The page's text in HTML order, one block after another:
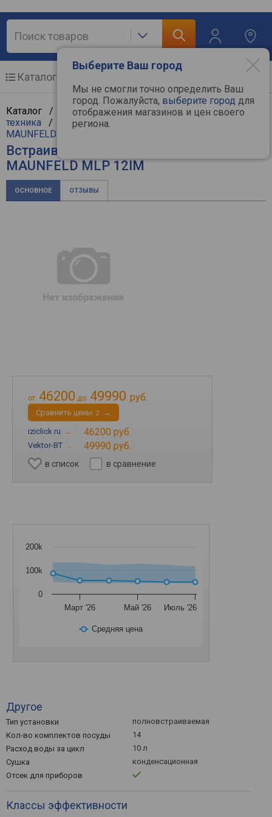
Выберите Ваш город
Мы не смогли точно определить Ваш
город. Пожалуйста, выберите город для
отображения магазинов и цен своего
региона.
Каталог
Каталог / Крупная бытовая техника/Встраиваемая
техника / Встраиваемые посудомоечные машины
MAUNFELD
Встраиваемая посудомоечная машина
MAUNFELD MLP 12IM
ОСНОВНОЕ ОТЗЫВЫ
от 46200 до 49990 руб.
Cравнить цены 2 →
iziclick.ru → 46200 руб.
Vektor-BT → 49990 руб.
в список в сравнение
Средняя цена
Март '26 Май '26 Июль '26
0
100k
200k
Другое
Тип установки
полновстраиваемая
Кол-во комплектов посуды
14
Расход воды за цикл
10 л
Сушка
конденсационная
Отсек для приборов
Классы эффективности